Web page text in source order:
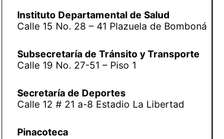
Instituto Departamental de Salud
Calle 15 No. 28 – 41 Plazuela de Bomboná
Subsecretaría de Tránsito y Transporte
Calle 19 No. 27-51 – Piso 1
Secretaría de Deportes
Calle 12 # 21 a-8 Estadio La Libertad
Pinacoteca